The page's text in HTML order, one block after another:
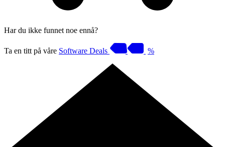
Har du ikke funnet noe ennå?
Ta en titt på våre Software Deals %